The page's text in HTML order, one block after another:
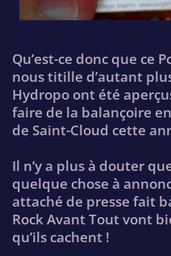
Qu’est-ce donc que ce
nous titille d’autant
Hydropo ont été
faire de la balançoire
de Saint-Cloud cette
Il n’y a plus à douter
quelque chose à
attaché de presse fait
Rock Avant Tout vont
qu’ils cachent !